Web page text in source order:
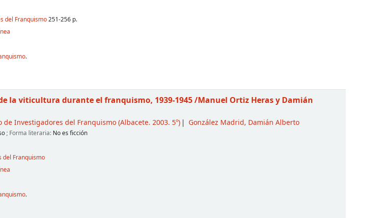
del Franquismo251-256 p.
.
la viticultura durante el franquismo, 1939-1945/Manuel Ortiz Heras y Damián
de Investigadores del Franquismo(Albacete. 2003. 5º) González Madrid, Damián Alberto
; Forma literaria: No es ficción
del Franquismo
.